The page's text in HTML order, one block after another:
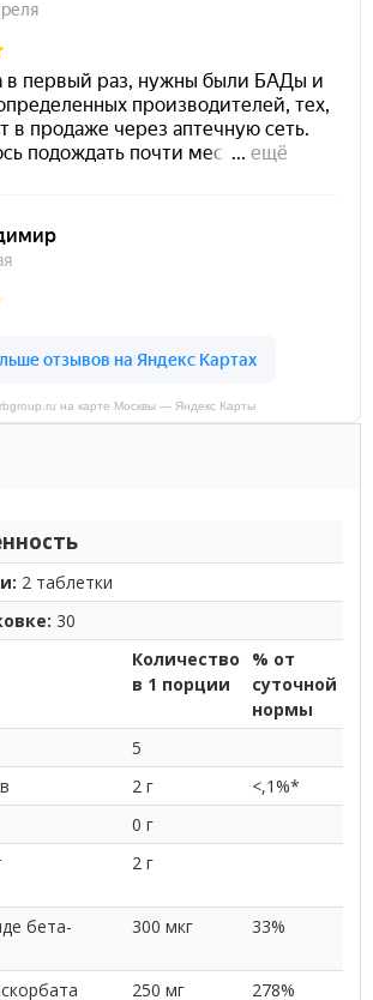
на карте Москвы — Яндекс Карты
2 таблетки
30
Количество
в 1 порции
% от
суточной
нормы
5
2 г
<,1%*
0 г
2 г
бета-
300 мкг 33%
250 мг 278%